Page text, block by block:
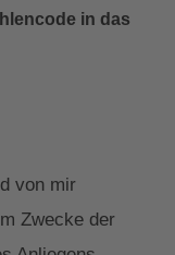
in das
von mir
Zwecke der